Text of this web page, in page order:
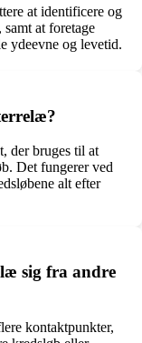
at identificere og
at foretage
ydeevne og levetid.
der bruges til at
Det fungerer ved
alt efter
sig fra andre
kontaktpunkter,